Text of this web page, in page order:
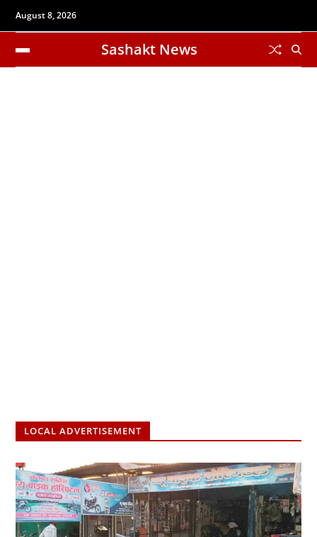
August 8, 2026
Sashakt News
LOCAL ADVERTISEMENT